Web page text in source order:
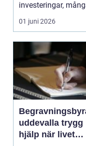
investeringar,
beslut och en hel del
osä...
01 juni 2026
uddevalla trygg
hjälp när livet